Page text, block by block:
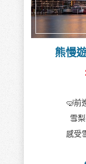
熊慢
🤿前
雪
感受